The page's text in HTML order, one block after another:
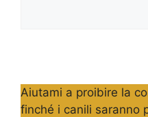
Aiutami a proibire la
finché i canili saranno